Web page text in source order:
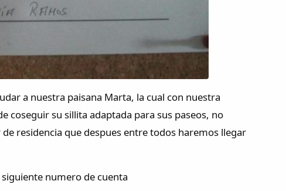
a nuestra paisana Marta, la cual con nuestra
coseguir su sillita adaptada para sus paseos, no
residencia que despues entre todos haremos llegar
numero de cuenta